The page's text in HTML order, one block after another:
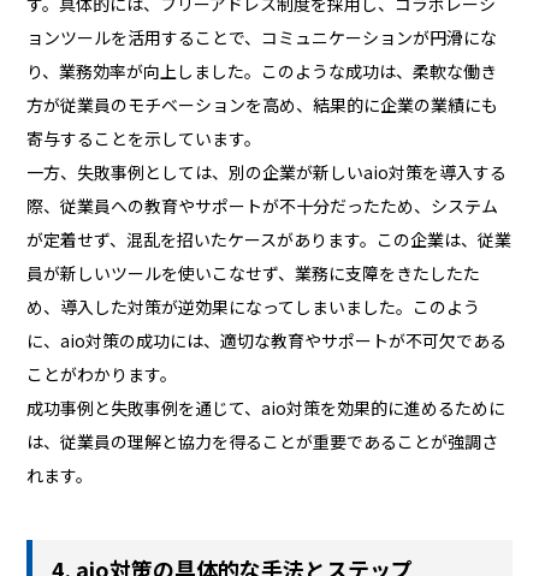
ョンツールを活用することで、コミュニケーションが円滑にな
り、業務効率が向上しました。このような成功は、柔軟な働き
方が従業員のモチベーションを高め、結果的に企業の業績にも
寄与することを示しています。
一方、失敗事例としては、別の企業が新しいaio対策を導入する
際、従業員への教育やサポートが不十分だったため、システム
が定着せず、混乱を招いたケースがあります。この企業は、従業
員が新しいツールを使いこなせず、業務に支障をきたしたた
め、導入した対策が逆効果になってしまいました。このよう
に、aio対策の成功には、適切な教育やサポートが不可欠である
ことがわかります。
成功事例と失敗事例を通じて、aio対策を効果的に進めるために
は、従業員の理解と協力を得ることが重要であることが強調さ
れます。
4. aio対策の具体的な手法とステップ